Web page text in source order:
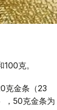
克。
克金条（23
，50克金条为